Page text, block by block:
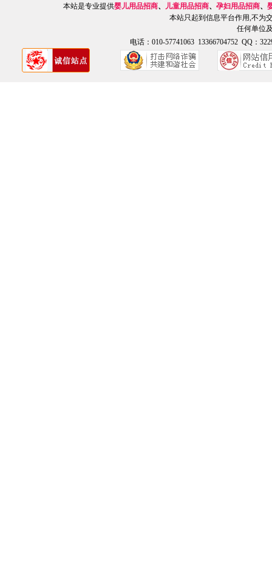
本站是专业提供婴儿用品招商、 儿童用品招商、 孕妇用品招商、
本站只起到信息平台作用,不为
任何单位
电话：010-57741063 13366704752 QQ：